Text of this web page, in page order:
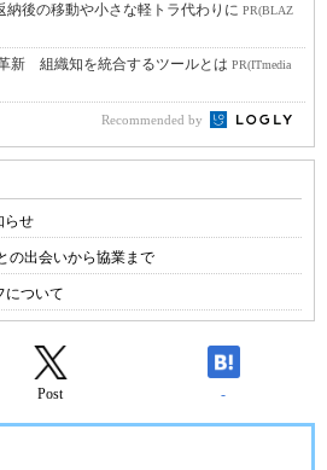
納後の移動や小さな軽トラ代わりに PR(BLAZ
新 組織知を統合するツールとは PR(ITmedia
Recommended by
らせ
の出会いから協業まで
について
Post -